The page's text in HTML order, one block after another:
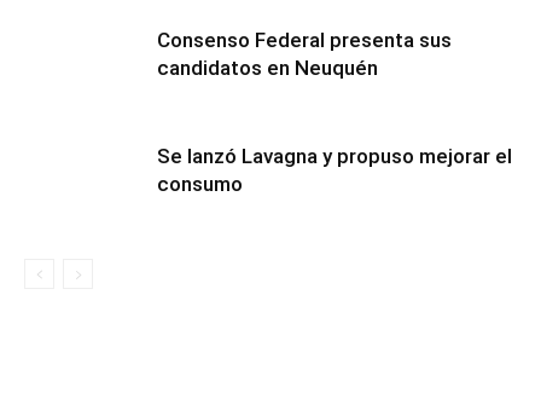
Consenso Federal presenta sus
candidatos en Neuquén
Se lanzó Lavagna y propuso mejorar el
consumo